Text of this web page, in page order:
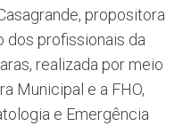
propositora
dos profissionais da
realizada por meio
Municipal e a FHO,
e Emergência